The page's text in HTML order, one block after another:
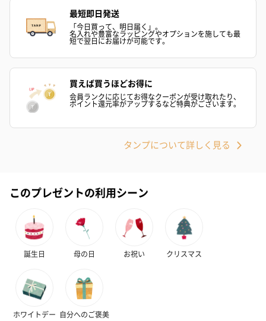
最短即日発送
「今日買って、明日届く」。
名入れや豊富なラッピングやオプションを施しても最
短で翌日にお届けが可能です。
買えば買うほどお得に
会員ランクに応じてお得なクーポンが受け取れたり、
ポイント還元率がアップするなど特典がございます。
タンプについて詳しく見る
このプレゼントの利用シーン
誕生日 母の日 お祝い クリスマス
ホワイトデー 自分へのご褒美